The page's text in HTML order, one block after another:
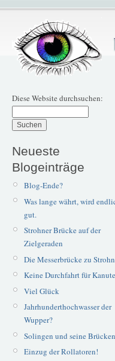
Diese Website durchsuchen:
Neueste
Blogeinträge
Blog-Ende?
Was lange währt, wird
gut.
Strohner Brücke auf der
Zielgeraden
Die Messerbrücke zu Strohn
Keine Durchfahrt für
Viel Glück
Jahrhunderthochwasser der
Wupper?
Solingen und seine Brücken
Einzug der Rollatoren!